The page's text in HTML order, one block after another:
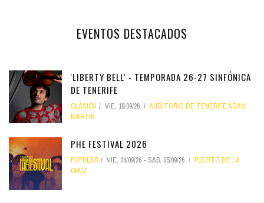
EVENTOS DESTACADOS
'LIBERTY BELL' - TEMPORADA 26-27 SINFÓNICA
DE TENERIFE
CLÁSICA VIE, 18/09/26
AUDITORIO DE TENERIFE ADÁN
MARTÍN
PHE FESTIVAL 2026
POPULAR VIE, 04/09/26 - SÁB, 05/09/26
PUERTO DE LA
CRUZ